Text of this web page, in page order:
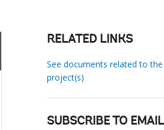
RELATED LINKS
See documents related to the
project(s)
SUBSCRIBE TO EMAIL